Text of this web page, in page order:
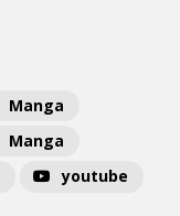
Manga
Manga
youtube